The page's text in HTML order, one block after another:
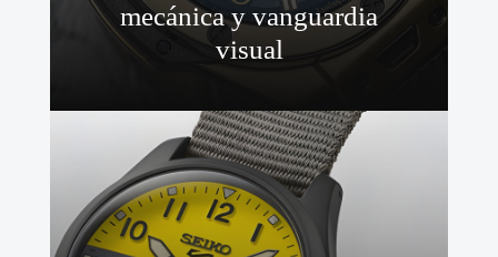
mecánica y vanguardia
visual